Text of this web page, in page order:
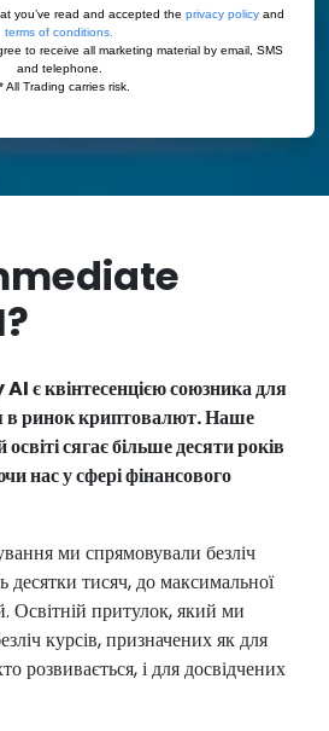
квінтесенцією союзника для
в ринок криптовалют. Наше
сягає більше десяти років
нас у сфері фінансового
ми спрямовували безліч
десятки тисяч, до максимальної
Освітній притулок, який ми
курсів, призначених як для
розвивається, і для досвідчених